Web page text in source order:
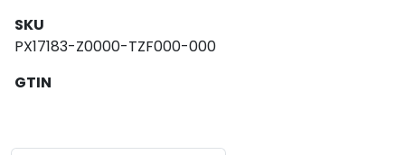
SKU
PX17183-Z0000-TZF000-000
GTIN